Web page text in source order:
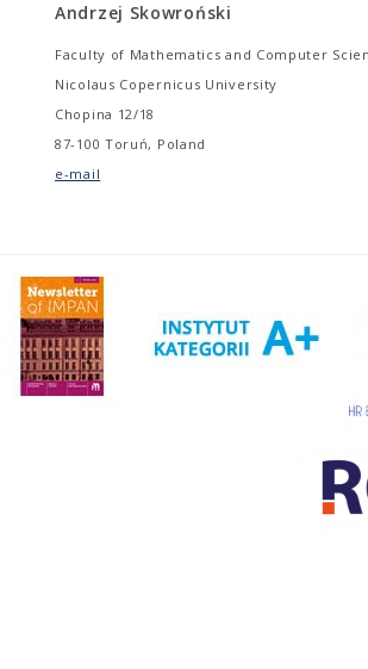
Andrzej Skowroński
Faculty of Mathematics and Computer
Nicolaus Copernicus University
Chopina 12/18
87-100 Toruń, Poland
e-mail